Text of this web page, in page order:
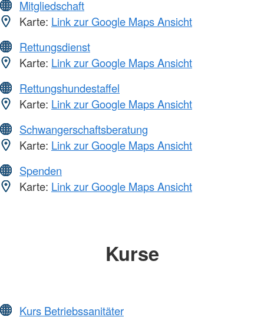
Mitgliedschaft
Karte: Link zur Google Maps Ansicht
Rettungsdienst
Karte: Link zur Google Maps Ansicht
Rettungshundestaffel
Karte: Link zur Google Maps Ansicht
Schwangerschaftsberatung
Karte: Link zur Google Maps Ansicht
Spenden
Karte: Link zur Google Maps Ansicht
Kurse
Kurs Betriebssanitäter